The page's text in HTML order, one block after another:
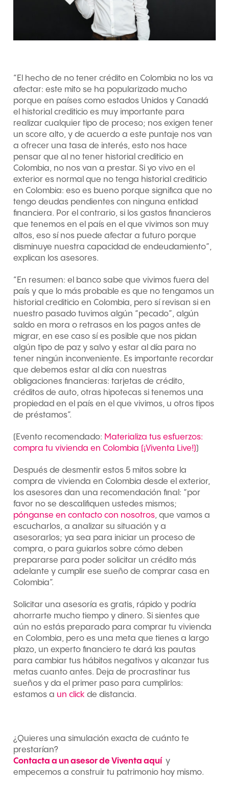
“El hecho de no tener crédito en Colombia no los va
afectar: este mito se ha popularizado mucho
porque en países como estados Unidos y Canadá
el historial crediticio es muy importante para
realizar cualquier tipo de proceso; nos exigen tener
un score alto, y de acuerdo a este puntaje nos van
a ofrecer una tasa de interés, esto nos hace
pensar que al no tener historial crediticio en
Colombia, no nos van a prestar. Si yo vivo en el
exterior es normal que no tenga historial crediticio
en Colombia: eso es bueno porque significa que no
tengo deudas pendientes con ninguna entidad
financiera. Por el contrario, si los gastos financieros
que tenemos en el país en el que vivimos son muy
altos, eso sí nos puede afectar a futuro porque
disminuye nuestra capacidad de endeudamiento”,
explican los asesores.
“En resumen: el banco sabe que vivimos fuera del
país y que lo más probable es que no tengamos un
historial crediticio en Colombia, pero sí revisan si en
nuestro pasado tuvimos algún “pecado”, algún
saldo en mora o retrasos en los pagos antes de
migrar, en ese caso sí es posible que nos pidan
algún tipo de paz y salvo y estar al día para no
tener ningún inconveniente. Es importante recordar
que debemos estar al día con nuestras
obligaciones financieras: tarjetas de crédito,
créditos de auto, otras hipotecas si tenemos una
propiedad en el país en el que vivimos, u otros tipos
de préstamos”.
(Evento recomendado: Materializa tus esfuerzos:
compra tu vivienda en Colombia (¡Viventa Live!))
Después de desmentir estos 5 mitos sobre la
compra de vivienda en Colombia desde el exterior,
los asesores dan una recomendación final: “por
favor no se descalifiquen ustedes mismos;
pónganse en contacto con nosotros, que vamos a
escucharlos, a analizar su situación y a
asesorarlos; ya sea para iniciar un proceso de
compra, o para guiarlos sobre cómo deben
prepararse para poder solicitar un crédito más
adelante y cumplir ese sueño de comprar casa en
Colombia”.
Solicitar una asesoría es gratis, rápido y podría
ahorrarte mucho tiempo y dinero. Si sientes que
aún no estás preparado para comprar tu vivienda
en Colombia, pero es una meta que tienes a largo
plazo, un experto financiero te dará las pautas
para cambiar tus hábitos negativos y alcanzar tus
metas cuanto antes. Deja de procrastinar tus
sueños y da el primer paso para cumplirlos:
estamos aun click de distancia.
¿Quieres una simulación exacta de cuánto te
prestarían?
Contacta a un asesor de Viventa aquí y
empecemos a construir tu patrimonio hoy mismo.